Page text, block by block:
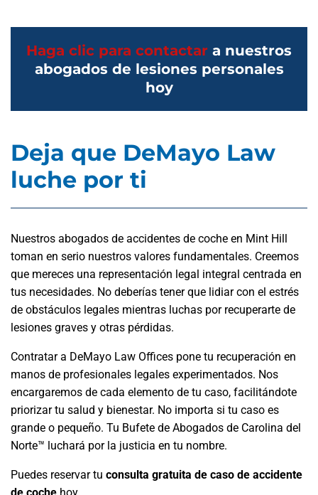
Haga clic para contactar a nuestros
abogados de lesiones personales
hoy
Deja que DeMayo Law
luche por ti
Nuestros abogados de accidentes de coche en Mint Hill
toman en serio nuestros valores fundamentales. Creemos
que mereces una representación legal integral centrada en
tus necesidades. No deberías tener que lidiar con el estrés
de obstáculos legales mientras luchas por recuperarte de
lesiones graves y otras pérdidas.
Contratar a DeMayo Law Offices pone tu recuperación en
manos de profesionales legales experimentados. Nos
encargaremos de cada elemento de tu caso, facilitándote
priorizar tu salud y bienestar. No importa si tu caso es
grande o pequeño. Tu Bufete de Abogados de Carolina del
Norte™ luchará por la justicia en tu nombre.
Puedes reservar tu consulta gratuita de caso de accidente